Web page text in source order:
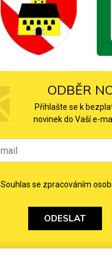
ODBĚR
Přihlašte se k
novinek do Vaší e-
Souhlas se zpracováním
ODESLAT